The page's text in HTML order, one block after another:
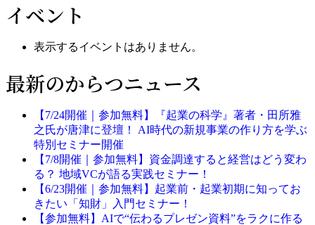
イベント
表示するイベントはありません。
最新のからつニュース
【7/24開催｜参加無料】『起業の科学』著者・田所雅
之氏が唐津に登壇！ AI時代の新規事業の作り方を学ぶ
特別セミナー開催
【7/8開催｜参加無料】資金調達すると経営はどう変わ
る？ 地域VCが語る実践セミナー！
【6/23開催｜参加無料】起業前・起業初期に知ってお
きたい「知財」入門セミナー！
【参加無料】AIで“伝わるプレゼン資料”をラクに作る